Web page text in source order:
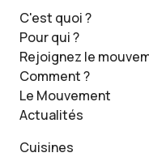
C'est quoi ?
Pour qui ?
Rejoignez le
Comment ?
Le Mouvement
Actualités
Cuisines